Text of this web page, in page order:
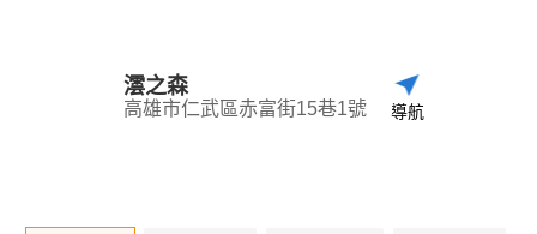
澐之森
高雄市仁武區赤富街15巷1號 導航